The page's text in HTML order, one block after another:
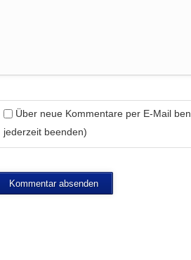
Über neue Kommentare per E-Mail
jederzeit beenden)
Kommentar absenden